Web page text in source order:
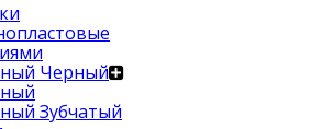
Черный
Зубчатый